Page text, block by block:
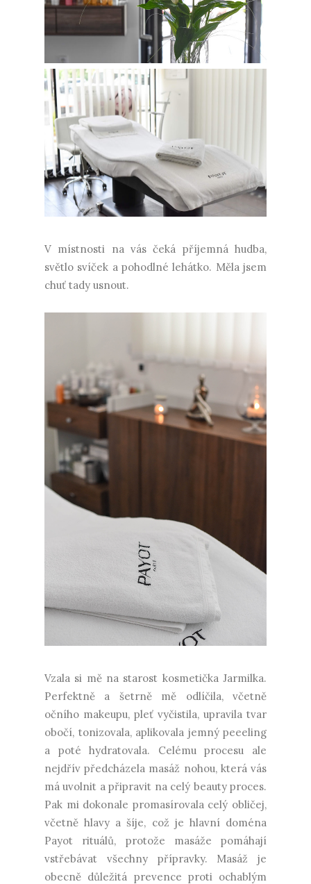
V místnosti na vás čeká příjemná hudba,
světlo svíček a pohodlné lehátko. Měla jsem
chuť tady usnout.
Vzala si mě na starost kosmetička Jarmilka.
Perfektně a šetrně mě odlíčila, včetně
očního makeupu, pleť vyčistila, upravila tvar
obočí, tonizovala, aplikovala jemný peeeling
a poté hydratovala. Celému procesu ale
nejdřív předcházela masáž nohou, která vás
má uvolnit a připravit na celý beauty proces.
Pak mi dokonale promasírovala celý obličej,
včetně hlavy a šíje, což je hlavní doména
Payot rituálů, protože masáže pomáhají
vstřebávat všechny přípravky. Masáž je
obecně důležitá prevence proti ochablým